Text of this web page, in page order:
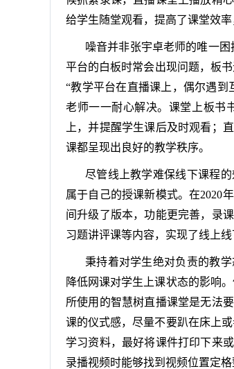
给学生随堂观看，提高了课堂效
噪音并非张宇卓老师的唯一
平台的白板时常会出现问题，板
“教学平台在直播课上，偶尔遇
老师一一耐心解决。课堂上板书
上，并提醒学生课后及时观看；
课都呈现出良好的教学秩序。
尽管线上教学难保线下课程
属于自己的授课新模式。在2020
间升级了版本，功能更完善，录
习题讲评课等内容，实现了线上线
秉持着对学生绝对负责的教
降低网课对学生上课状态的影响
所使用的智慧树直播课堂是无法
课的仪式感，尽量不要趴在床上
学习资料，最好将课件打印下来
录播视频时能够找到视频位置定格